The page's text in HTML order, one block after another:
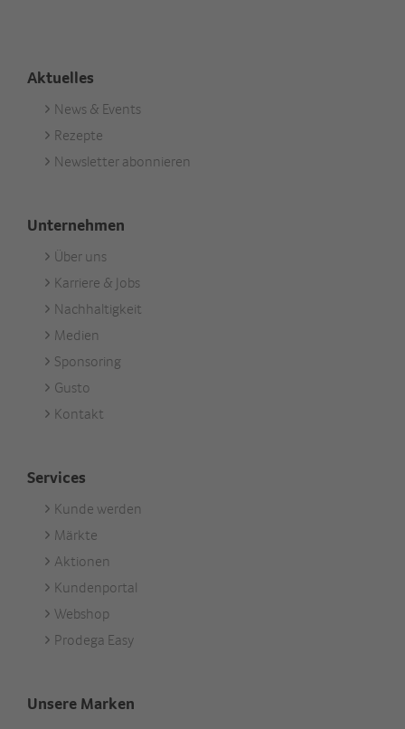
Aktuelles
Footer
Aktuell
News & Events
Rezepte
Newsletter abonnieren
Unternehmen
Footer
Unternehmen
Über uns
Karriere & Jobs
Nachhaltigkeit
Medien
Sponsoring
Gusto
Kontakt
Services
Footer
Services
Kunde werden
Märkte
Aktionen
Kundenportal
Webshop
Prodega Easy
Unsere Marken